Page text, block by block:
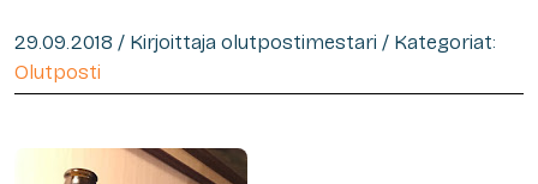
29.09.2018 / Kirjoittaja olutpostimestari / Kategoriat:
Olutposti